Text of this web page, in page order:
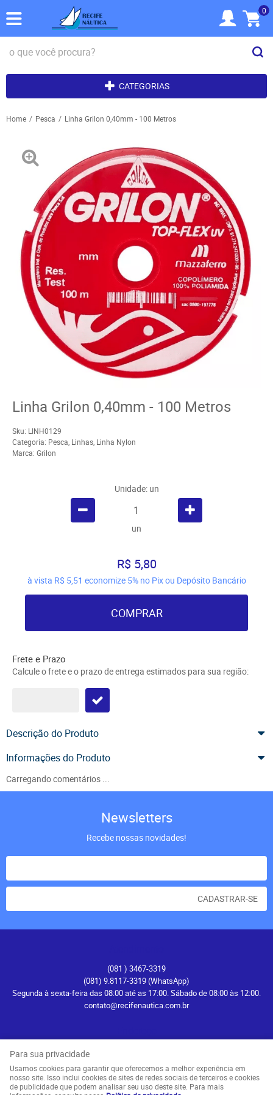
0
CATEGORIAS
Home Pesca Linha Grilon 0,40mm - 100 Metros
Linha Grilon 0,40mm - 100 Metros
Sku: LINH0129
Categoria: Pesca, Linhas, Linha Nylon
Marca: Grilon
Unidade: un
un
R$ 5,80
à vista R$ 5,51 economize 5% no Pix ou Depósito Bancário
COMPRAR
Frete e Prazo
Calcule o frete e o prazo de entrega estimados para sua região:
Descrição do Produto
Informações do Produto
Carregando comentários ...
Newsletters
Recebe nossas novidades!
CADASTRAR-SE
(081 ) 3467-3319
(081) 9.8117-3319(WhatsApp)
Segunda à sexta-feira das 08:00 até as 17:00. Sábado de 08:00 às 12:00.
contato@recifenautica.com.br
Avenida Herculano Bandeira, 476
LOJA VIRTUAL CRIADA POR
Para sua privacidade
Usamos cookies para garantir que oferecemos a melhor experiência em
nosso site. Isso inclui cookies de sites de redes sociais de terceiros e cookies
de publicidade que podem analisar seu uso deste site. Para mais